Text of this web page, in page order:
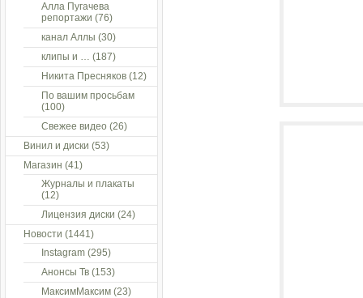
Алла Пугачева
репортажи (76)
канал Аллы (30)
клипы и … (187)
Никита Пресняков (12)
По вашим просьбам
(100)
Свежее видео (26)
Винил и диски (53)
Магазин (41)
Журналы и плакаты
(12)
Лицензия диски (24)
Новости (1441)
Instagram (295)
Анонсы Тв (153)
МаксимМаксим (23)